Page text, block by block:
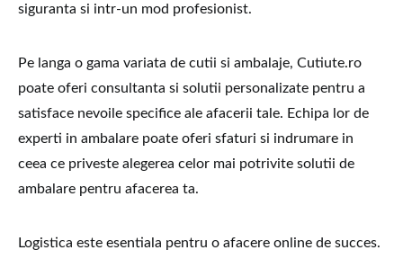
siguranta si intr-un mod profesionist.
Pe langa o gama variata de cutii si ambalaje, Cutiute.ro
poate oferi consultanta si solutii personalizate pentru a
satisface nevoile specifice ale afacerii tale. Echipa lor de
experti in ambalare poate oferi sfaturi si indrumare in
ceea ce priveste alegerea celor mai potrivite solutii de
ambalare pentru afacerea ta.
Logistica este esentiala pentru o afacere online de succes.